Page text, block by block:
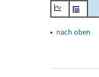
▴ nach oben